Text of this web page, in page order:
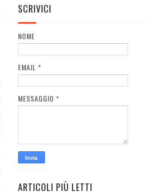
SCRIVICI
NOME
EMAIL *
MESSAGGIO *
ARTICOLI PIÙ LETTI